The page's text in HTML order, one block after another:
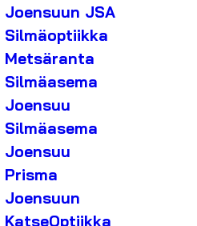
Joensuun JSA
Silmäoptiikka
Metsäranta
Silmäasema
Joensuu
Silmäasema
Joensuu
Prisma
Joensuun
KatseOptiikka